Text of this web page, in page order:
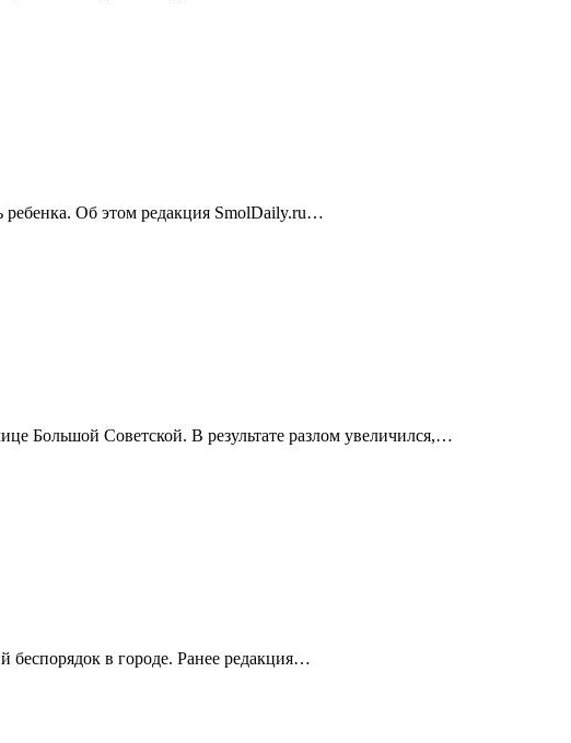
ребенка. Об этом редакция SmolDaily.ru…
Большой Советской. В результате разлом увеличился,…
беспорядок в городе. Ранее редакция…